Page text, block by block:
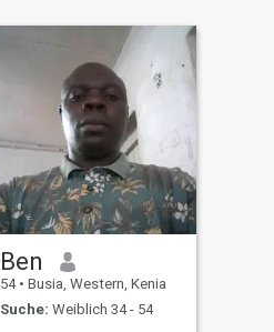
Ben
54 • Busia, Western, Kenia
Suche: Weiblich 34 - 54